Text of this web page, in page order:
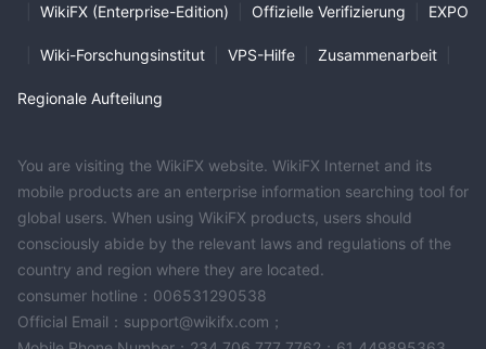
WikiFX (Enterprise-Edition) Offizielle Verifizierung EXPO
Wiki-Forschungsinstitut VPS-Hilfe Zusammenarbeit
Regionale Aufteilung
You are visiting the WikiFX website. WikiFX Internet and its
mobile products are an enterprise information searching tool for
global users. When using WikiFX products, users should
consciously abide by the relevant laws and regulations of the
country and region where they are located.
consumer hotline：006531290538
Official Email：support@wikifx.com；